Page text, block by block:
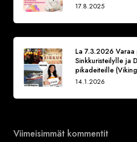
17.8.2025
La 7.3.2026 Varaa
Sinkkuristeilylle ja
pikadeiteille
14.1.2026
Viimeisimmät kommentit